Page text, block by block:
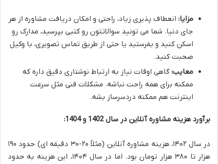
مزایا: انعطاف پذیری زیاد، راحتی و امکان دریافت مشاوره از هر
جای دنیا. شما می تونید سوالاتتون رو کتبی بپرسید، مدارک رو
اسکن کنید و بفرستید یا حتی از طریق تماس تصویری، با وکیل
صحبت کنید.
معایب: گاهی اوقات نیاز به ارتباط نوشتاری دقیق داره که
ممکنه برای همه راحت نباشه. مشکلات فنی مثل سرعت
اینترنت هم ممکنه دردسرساز بشه.
برآورد هزینه مشاوره آنلاین در سال 1402 و 1404:
در سال ۱۴۰۲، هزینه مشاوره آنلاین (مثلاً ۲۰-۳۰ دقیقه ای) حدود ۱۹۰
هزار تا ۳۸۰ هزار تومان بود. اما در سال ۱۴۰۴، این هزینه به حدود